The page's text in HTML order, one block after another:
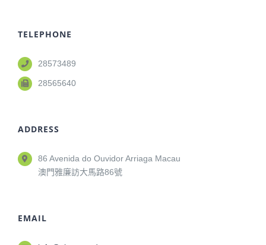
TELEPHONE
28573489
28565640
ADDRESS
86 Avenida do Ouvidor Arriaga Macau
澳門雅廉訪大馬路86號
EMAIL